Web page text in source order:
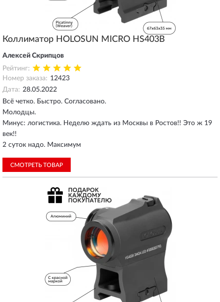
Коллиматор HOLOSUN MICRO HS403B
Алексей Скрипцов
Рейтинг:
Номер заказа: 12423
Дата: 28.05.2022
Всё четко. Быстро. Согласовано.
Молодцы.
Минус: логистика. Неделю ждать из Москвы в Ростов!! Это ж 19
век!!
2 суток надо. Максимум
СМОТРЕТЬ ТОВАР